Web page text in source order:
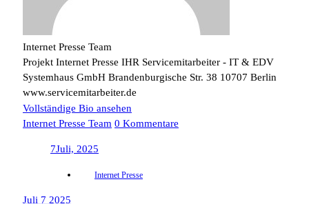
Internet Presse Team
Projekt Internet Presse IHR Servicemitarbeiter - IT & EDV
Systemhaus GmbH Brandenburgische Str. 38 10707 Berlin
www.servicemitarbeiter.de
Vollständige Bio ansehen
Internet Presse Team 0 Kommentare
7Juli, 2025
Internet Presse
Juli 7 2025